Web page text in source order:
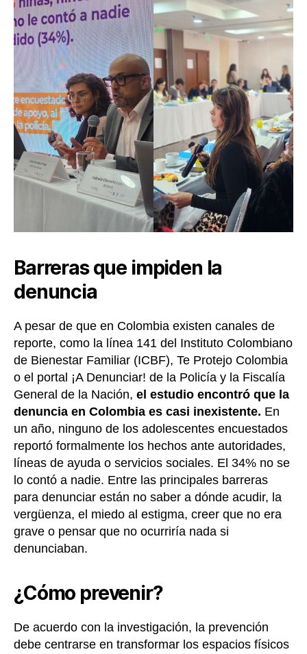
Barreras que impiden la
denuncia
A pesar de que en Colombia existen canales de
reporte, como la línea 141 del Instituto Colombiano
de Bienestar Familiar (ICBF), Te Protejo Colombia
o el portal ¡A Denunciar! de la Policía y la Fiscalía
General de la Nación, el estudio encontró que la
denuncia en Colombia es casi inexistente. En
un año, ninguno de los adolescentes encuestados
reportó formalmente los hechos ante autoridades,
líneas de ayuda o servicios sociales. El 34% no se
lo contó a nadie. Entre las principales barreras
para denunciar están no saber a dónde acudir, la
vergüenza, el miedo al estigma, creer que no era
grave o pensar que no ocurriría nada si
denunciaban.
¿Cómo prevenir?
De acuerdo con la investigación, la prevención
debe centrarse en transformar los espacios físicos